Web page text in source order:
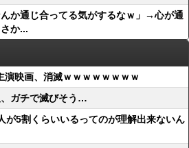
か通じ合ってる気がするなｗ」→心が通
か...
演映画、消滅ｗｗｗｗｗｗｗｗ
、ガチで滅びそう…
が5割くらいいるってのが理解出来ないん